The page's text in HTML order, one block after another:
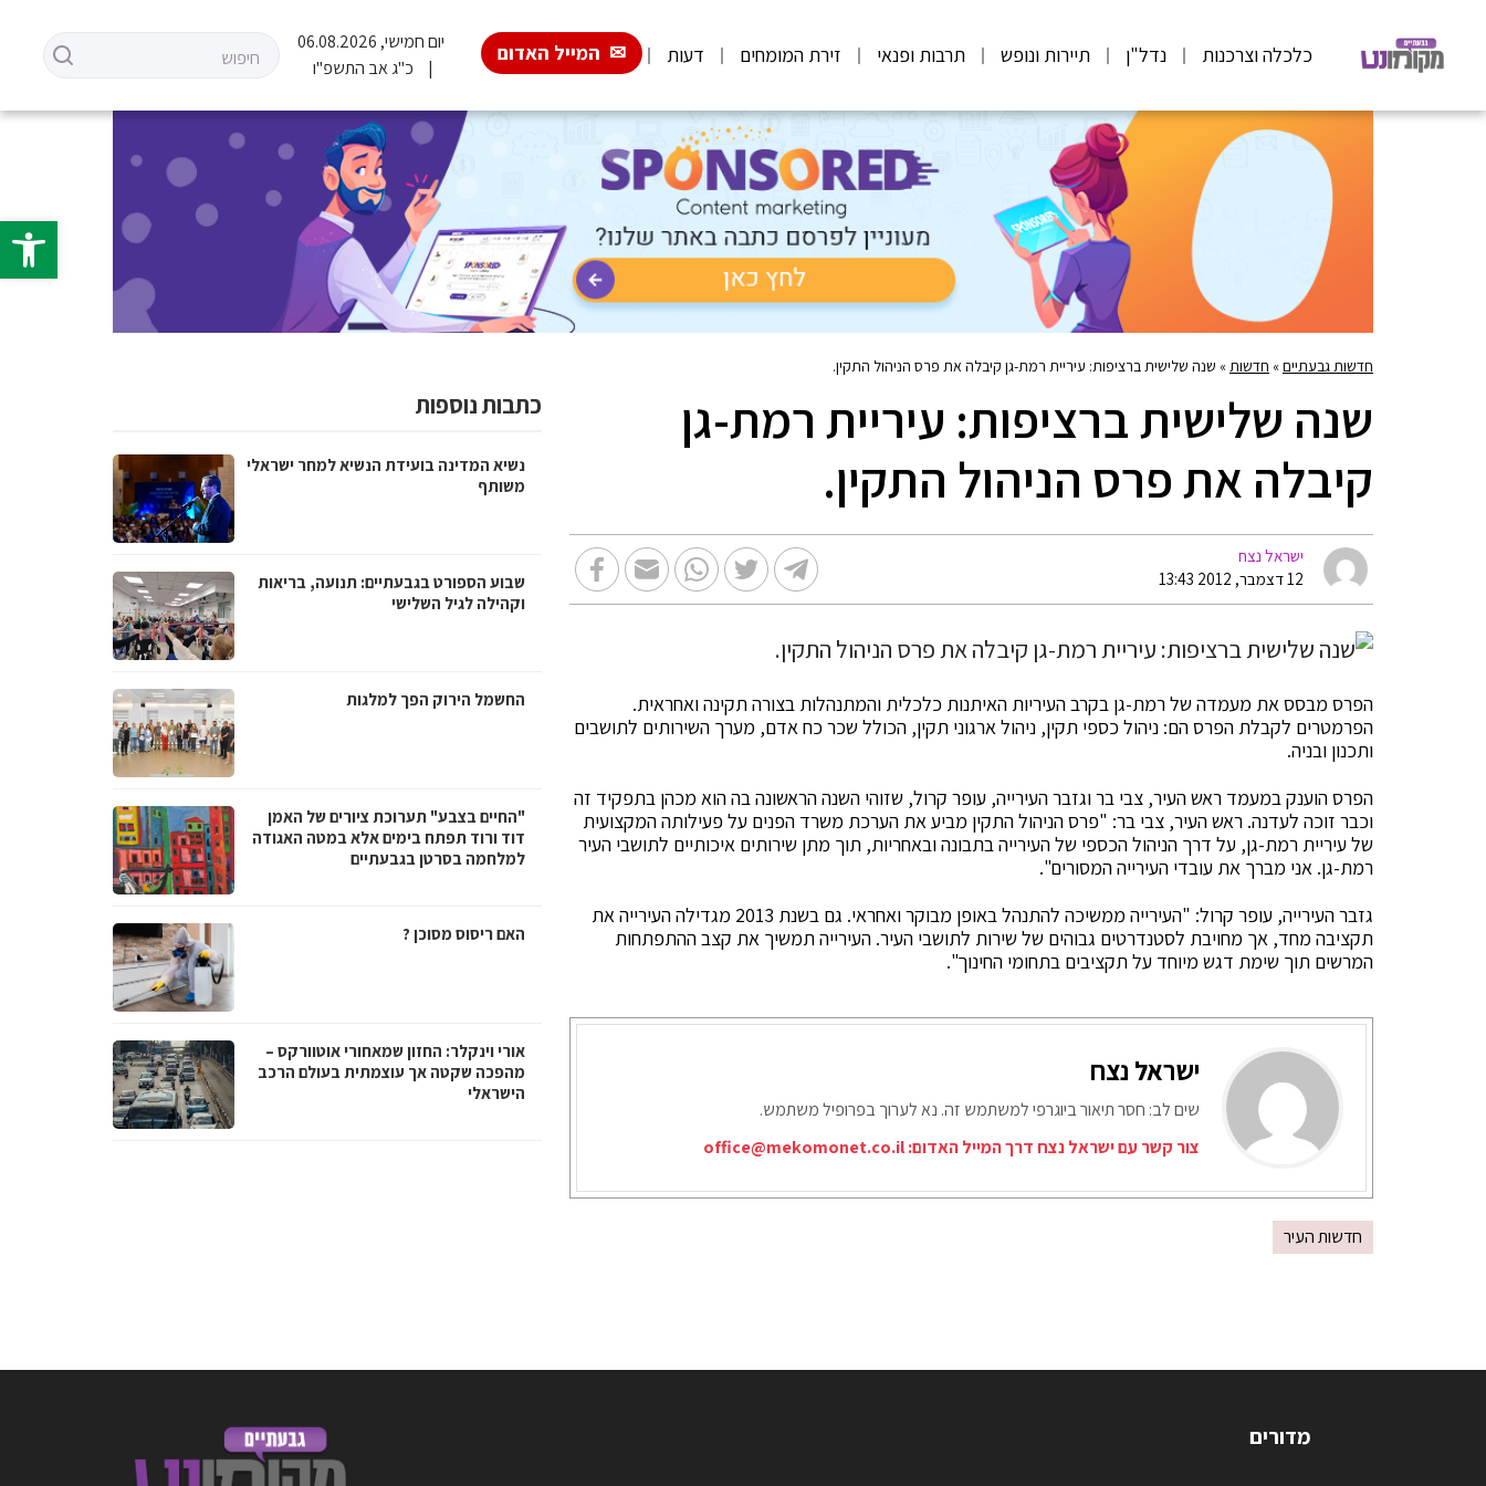
פתח
כלכלה וצרכנות נדל"ן תיירות ונופש תרבות ופנאי זירת המומחים דעות המייל האדום
יום חמישי, 06.08.2026
כ"ג אב התשפ"ו
חדשות גבעתיים» חדשות » שנה שלישית ברציפות: עיריית רמת-גן קיבלה את פרס הניהול התקין.
שנה שלישית ברציפות: עיריית רמת-גן
קיבלה את פרס הניהול התקין.
ישראל נצח
12 דצמבר, 2012 13:43
הפרס מבסס את מעמדה של רמת-גן בקרב העיריות האיתנות כלכלית והמתנהלות בצורה תקינה ואחראית.
הפרמטרים לקבלת הפרס הם: ניהול כספי תקין, ניהול ארגוני תקין, הכולל שכר כח אדם, מערך השירותים לתושבים
ותכנון ובניה.
הפרס הוענק במעמד ראש העיר, צבי בר וגזבר העירייה, עופר קרול, שזוהי השנה הראשונה בה הוא מכהן בתפקיד זה
וכבר זוכה לעדנה. ראש העיר, צבי בר: "פרס הניהול התקין מביע את הערכת משרד הפנים על פעילותה המקצועית
של עיריית רמת-גן, על דרך הניהול הכספי של העירייה בתבונה ובאחריות, תוך מתן שירותים איכותיים לתושבי העיר
רמת-גן. אני מברך את עובדי העירייה המסורים".
גזבר העירייה, עופר קרול: "העירייה ממשיכה להתנהל באופן מבוקר ואחראי. גם בשנת 2013 מגדילה העירייה את
תקציבה מחד, אך מחויבת לסטנדרטים גבוהים של שירות לתושבי העיר. העירייה תמשיך את קצב ההתפתחות
המרשים תוך שימת דגש מיוחד על תקציבים בתחומי החינוך".
ישראל נצח
שים לב: חסר תיאור ביוגרפי למשתמש זה. נא לערוך בפרופיל משתמש.
צור קשר עם ישראל נצח דרך המייל האדום:office@mekomonet.co.il
כתבות נוספות
נשיא המדינה בועידת הנשיא למחר ישראלי
משותף
שבוע הספורט בגבעתיים: תנועה, בריאות
וקהילה לגיל השלישי
החשמל הירוק הפך למלגות
"החיים בצבע" תערוכת ציורים של האמן
דוד ורוד תפתח בימים אלא במטה האגודה
למלחמה בסרטן בגבעתיים
האם ריסוס מסוכן ?
אורי וינקלר: החזון שמאחורי אוטוורקס –
מהפכה שקטה אך עוצמתית בעולם הרכב
הישראלי
חדשות העיר
מדורים